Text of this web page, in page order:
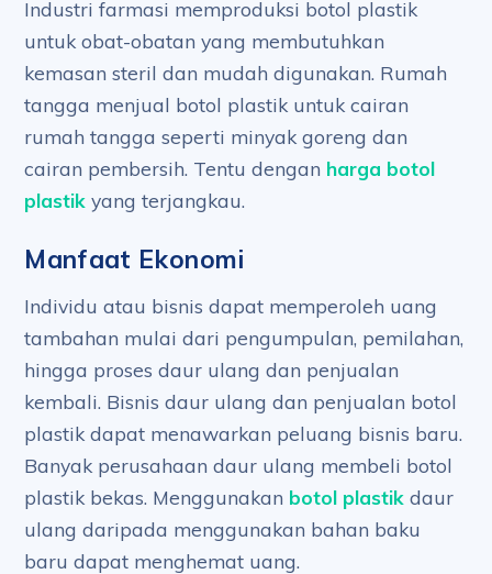
Industri farmasi memproduksi botol plastik
untuk obat-obatan yang membutuhkan
kemasan steril dan mudah digunakan. Rumah
tangga menjual botol plastik untuk cairan
rumah tangga seperti minyak goreng dan
cairan pembersih. Tentu dengan harga botol
plastik yang terjangkau.
Manfaat Ekonomi
Individu atau bisnis dapat memperoleh uang
tambahan mulai dari pengumpulan, pemilahan,
hingga proses daur ulang dan penjualan
kembali. Bisnis daur ulang dan penjualan botol
plastik dapat menawarkan peluang bisnis baru.
Banyak perusahaan daur ulang membeli botol
plastik bekas. Menggunakan botol plastik daur
ulang daripada menggunakan bahan baku
baru dapat menghemat uang.